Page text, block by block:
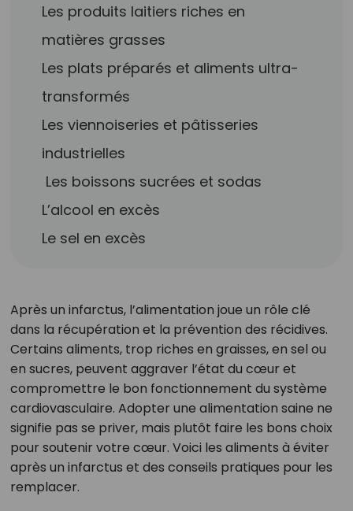
Les produits laitiers riches en
matières grasses
Les plats préparés et aliments ultra-
transformés
Les viennoiseries et pâtisseries
industrielles
Les boissons sucrées et sodas
L’alcool en excès
Le sel en excès
Après un infarctus, l’alimentation joue un rôle clé
dans la récupération et la prévention des récidives.
Certains aliments, trop riches en graisses, en sel ou
en sucres, peuvent aggraver l’état du cœur et
compromettre le bon fonctionnement du système
cardiovasculaire. Adopter une alimentation saine ne
signifie pas se priver, mais plutôt faire les bons choix
pour soutenir votre cœur. Voici les aliments à éviter
après un infarctus et des conseils pratiques pour les
remplacer.